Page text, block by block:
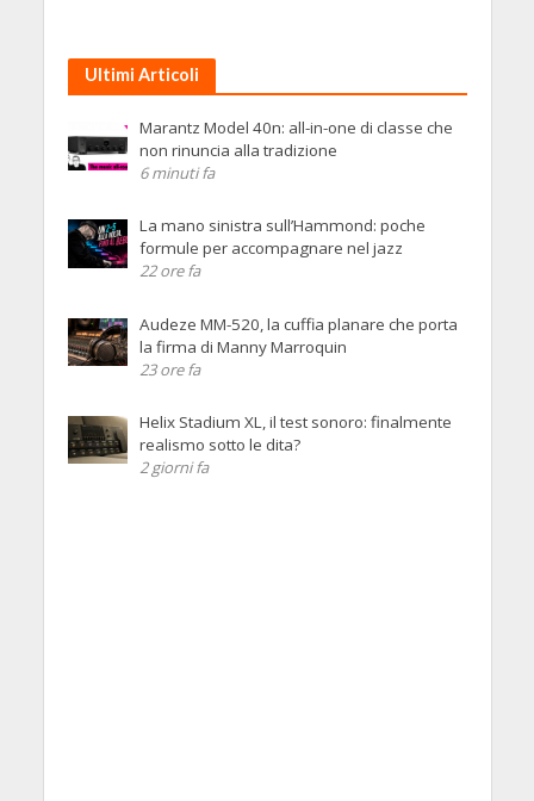
Ultimi Articoli
Marantz Model 40n: all-in-one di classe che
non rinuncia alla tradizione
6 minuti fa
La mano sinistra sull’Hammond: poche
formule per accompagnare nel jazz
22 ore fa
Audeze MM-520, la cuffia planare che porta
la firma di Manny Marroquin
23 ore fa
Helix Stadium XL, il test sonoro: finalmente
realismo sotto le dita?
2 giorni fa